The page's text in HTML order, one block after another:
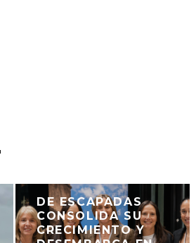
DE ESCAPADAS
CONSOLIDA SU
CRECIMIENTO Y